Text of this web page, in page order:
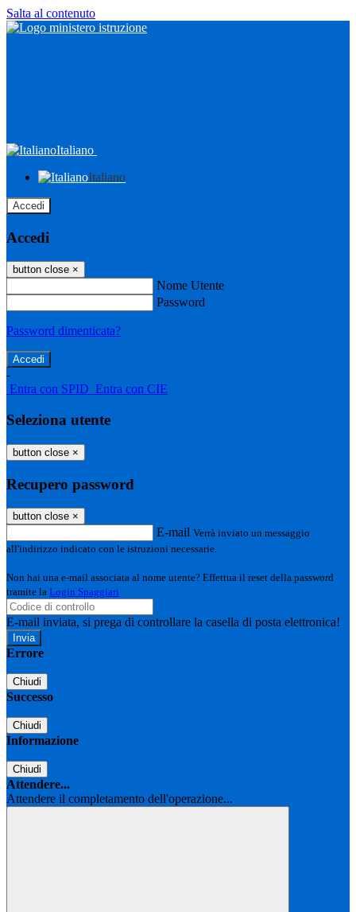
Salta al contenuto
Italiano
Italiano
Accedi
Accedi
button close ×
Nome Utente
Password
Password dimenticata?
-
Entra con SPID Entra con CIE
Seleziona utente
button close ×
Recupero password
button close ×
E-mail Verrà inviato un messaggio
all'indirizzo indicato con le istruzioni necessarie.
Non hai una e-mail associata al nome utente? Effettua il reset della password
tramite la Login Spaggiari
E-mail inviata, si prega di controllare la casella di posta elettronica!
Errore
Chiudi
Successo
Chiudi
Informazione
Chiudi
Attendere...
Attendere il completamento dell'operazione...